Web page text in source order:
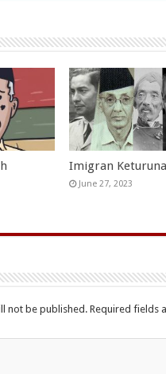
Imigran
June 27, 2023
not be published. Required fields